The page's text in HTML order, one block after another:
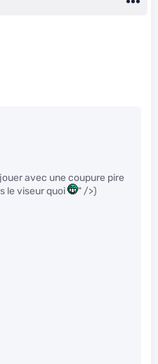
avec une coupure pire
le viseur quoi
" />)